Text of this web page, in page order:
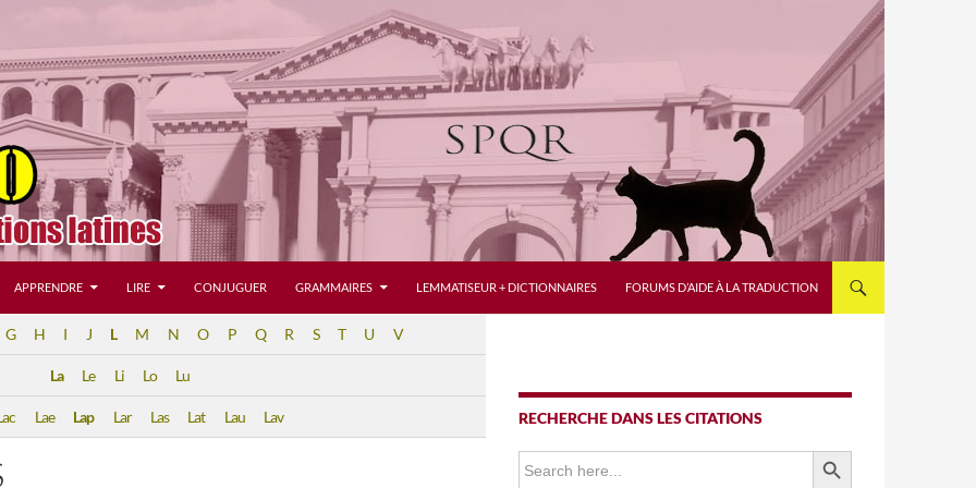
APPRENDRE LIRE CONJUGUER GRAMMAIRES LEMMATISEUR + DICTIONNAIRES FORUMS D’AIDE À LA TRADUCTION
G H I J L M N O P Q R S T U V
La Le Li Lo Lu
Lae Lap Lar Las Lat Lau Lav RECHERCHE DANS LES CITATIONS
Search
for:
SEARCH BUTTON